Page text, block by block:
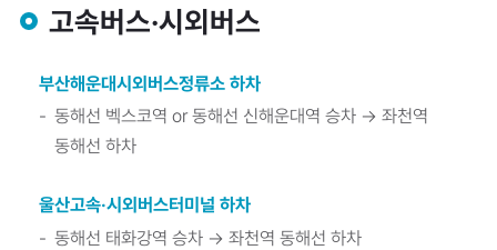
고속버스·시외버스
부산해운대시외버스정류소 하차
동해선 벡스코역 or 동해선 신해운대역 승차 → 좌천역
동해선 하차
울산고속·시외버스터미널 하차
동해선 태화강역 승차 → 좌천역 동해선 하차